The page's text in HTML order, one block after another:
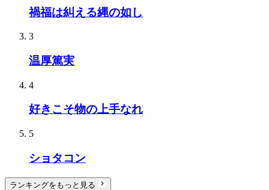
禍福は糾える縄の如し
3
温厚篤実
4
好きこそ物の上手なれ
5
ショタコン
ランキングをもっと見る